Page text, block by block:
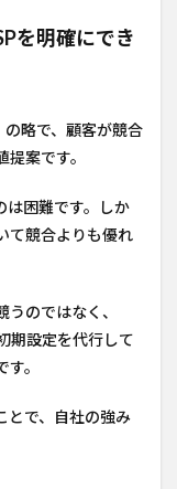
を明確にでき
略で、顧客が競合
案です。
は困難です。しか
て競合よりも優れ
のではなく、
期設定を代行して
。
とで、自社の強み